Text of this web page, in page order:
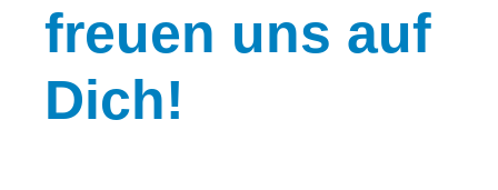
freuen uns auf
Dich!